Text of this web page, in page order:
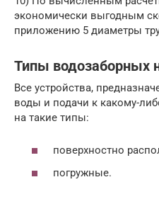
экономически выгодным
приложению 5 диаметры
Типы водозаборных
Все устройства,
воды и подачи к какому-
на такие типы:
поверхностно
погружные.